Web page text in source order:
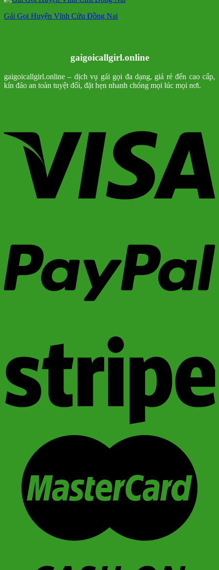
Gái Gọi Huyện Vĩnh Cửu Đồng Nai
gaigoicallgirl.online
gaigoicallgirl.online – dịch vụ gái gọi đa dạng, giá rẻ đến cao cấp,
kín đáo an toàn tuyệt đối, đặt hẹn nhanh chóng mọi lúc mọi nơi.